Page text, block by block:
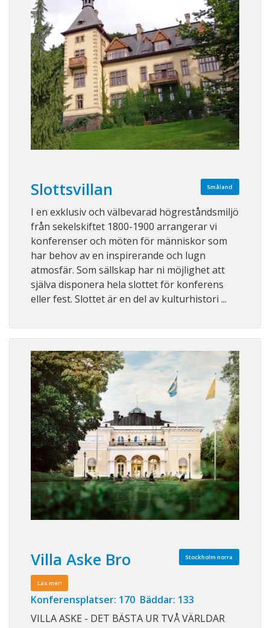
Småland
Slottsvillan
I en exklusiv och välbevarad högreståndsmiljö
från sekelskiftet 1800-1900 arrangerar vi
konferenser och möten för människor som
har behov av en inspirerande och lugn
atmosfär. Som sällskap har ni möjlighet att
själva disponera hela slottet för konferens
eller fest. Slottet är en del av kulturhistori ...
Stockholm norra
Villa Aske Bro
Läs mer!
Konferensplatser: 170 Bäddar: 133
VILLA ASKE - DET BÄSTA UR TVÅ VÄRLDAR